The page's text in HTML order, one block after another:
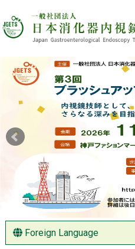
Foreign Language